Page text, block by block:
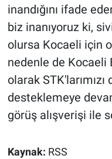
inandığını ifade
biz inanıyoruz ki,
olursa Kocaeli için
nedenle de Kocaeli
olarak
desteklemeye
görüş alışverişi ile
Kaynak: RSS